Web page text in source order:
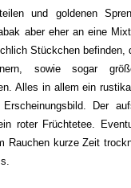
und goldenen
aber eher an eine
Stückchen befinden,
sowie sogar
Alles in allem ein
Erscheinungsbild. Der
roter Früchtetee.
Rauchen kurze Zeit